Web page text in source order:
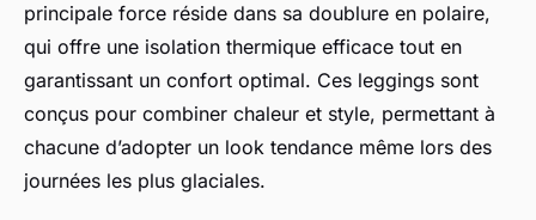
principale force réside dans sa doublure en polaire,
qui offre une isolation thermique efficace tout en
garantissant un confort optimal. Ces leggings sont
conçus pour combiner chaleur et style, permettant à
chacune d’adopter un look tendance même lors des
journées les plus glaciales.